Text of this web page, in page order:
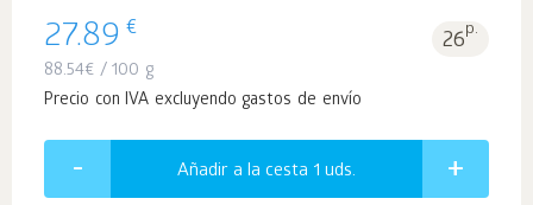
27.89 € 26p.
88.54€ / 100 g
Precio con IVA excluyendo gastos de envío
Añadir a la cesta 1 uds.